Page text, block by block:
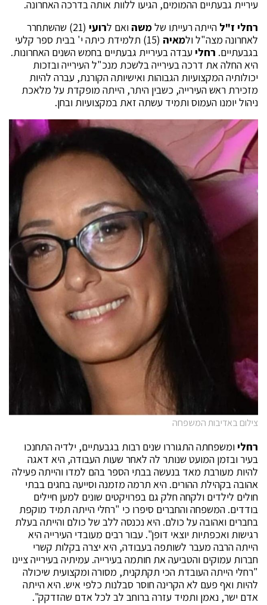
עיריית גבעתיים ההמומים, הגיעו ללוות אותה בדרכה האחרונה.
רחלי ז"ל הייתה רעייתו שלמשה ואם לרועי
(21) שהשתחרר
לאחרונה מצה"ל ולמאיה
(15) תלמידת כיתה י' בבית ספר קלעי
בגבעתיים. רחלי עבדה בעיריית גבעתיים בחמש השנים האחרונות.
היא החלה את דרכה בעירייה בלשכת מנכ"ל העירייה ובזכות
יכולותיה המקצועיות הגבוהות ואישיותה הקורנת, עברה להיות
מזכירת ראש העירייה, כשבין היתר, הייתה מופקדת על מלאכת
ניהול יומנו העמוס ותמיד עשתה זאת במקצועיות ובחן.
צילום באדיבות המשפחה
רחליומשפחתה התגוררו שנים רבות בגבעתיים, ילדיה התחנכו
בעיר ובזמן המועט שנותר לה לאחר שעות העבודה, היא דאגה
להיות מעורבת מאד בנעשה בבתי הספר בהם למדו והייתה פעילה
אהובה בקהילת ההורים. היא תרמה מזמנה וסייעה בחגים בבתי
חולים לילדים ולקחה חלק גם בפרויקטים שונים למען חיילים
בודדים. המשפחה והחברים סיפרו כי "רחלי הייתה תמיד מוקפת
בחברים ואהובה על כולם. היא נכנסה ללב של כולם והייתה בעלת
רגישות ואכפתיות יוצאי דופן". עבור רבים מעובדי העירייה היא
הייתה הרבה מעבר לשותפה בעבודה, היא יצרה בקלות קשרי
חברות עמוקים והטביעה את חותמה בעירייה. עמיתיה בעירייה ציינו
"רחלי הייתה העובדת הכי תקתקנית, מסורה ומקצועית שיכולה
להיות ואף פעם לא הקרינה חוסר סבלנות כלפי איש. היא הייתה
אדם ישר, נאמן ותמיד עזרה ברוחב לב לכל אדם שהזדקק".